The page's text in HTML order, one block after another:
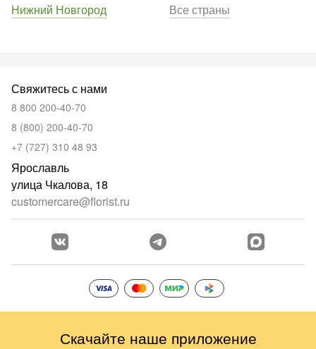
Нижний Новгород
Все страны
Свяжитесь с нами
8 800 200-40-70
8 (800) 200-40-70
+7 (727) 310 48 93
Ярославль
улица Чкалова, 18
customercare@florist.ru
Скачайте наше приложение